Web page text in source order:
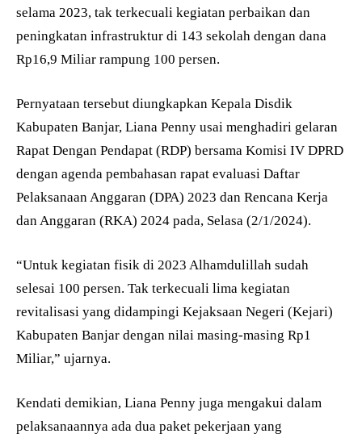
selama 2023, tak terkecuali kegiatan perbaikan dan
peningkatan infrastruktur di 143 sekolah dengan dana
Rp16,9 Miliar rampung 100 persen.
Pernyataan tersebut diungkapkan Kepala Disdik
Kabupaten Banjar, Liana Penny usai menghadiri gelaran
Rapat Dengan Pendapat (RDP) bersama Komisi IV DPRD
dengan agenda pembahasan rapat evaluasi Daftar
Pelaksanaan Anggaran (DPA) 2023 dan Rencana Kerja
dan Anggaran (RKA) 2024 pada, Selasa (2/1/2024).
“Untuk kegiatan fisik di 2023 Alhamdulillah sudah
selesai 100 persen. Tak terkecuali lima kegiatan
revitalisasi yang didampingi Kejaksaan Negeri (Kejari)
Kabupaten Banjar dengan nilai masing-masing Rp1
Miliar,” ujarnya.
Kendati demikian, Liana Penny juga mengakui dalam
pelaksanaannya ada dua paket pekerjaan yang